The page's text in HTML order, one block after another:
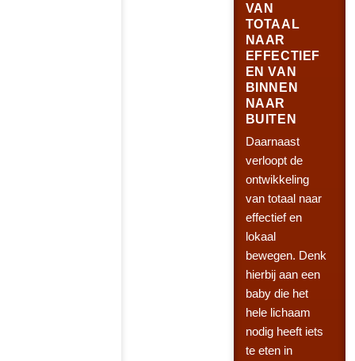
VAN
TOTAAL
NAAR
EFFECTIEF
EN VAN
BINNEN
NAAR
BUITEN
Daarnaast
verloopt de
ontwikkeling
van totaal naar
effectief en
lokaal
bewegen. Denk
hierbij aan een
baby die het
hele lichaam
nodig heeft iets
te eten in